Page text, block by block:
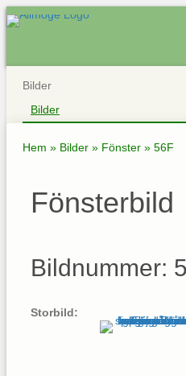
Bilder
Bilder
Hem » Bilder » Fönster » 56F
Fönsterbild
Bildnummer:
Storbild: